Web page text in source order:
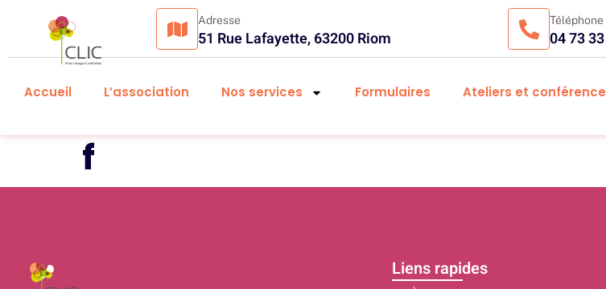
Adresse
51 Rue Lafayette, 63200 Riom
Téléphone
04 73
Accueil L’association Nos services Formulaires Ateliers et
f
Liens rapides